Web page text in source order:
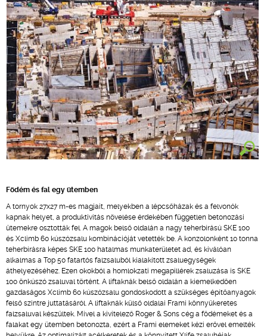
Födém és fal egy ütemben
A tornyok 27x27 m-es magjait, melyekben a lépcsőházak és a felvonók
kapnak helyet, a produktivitás növelése érdekében független betonozási
ütemekre osztották fel. A magok belső oldalán a nagy teherbírású SKE 100
és Xclimb 60 kúszózsalu kombinációját vetették be. A konzolonként 10 tonna
teherbírásra képes SKE 100 hatalmas munkaterületet ad, és kiválóan
alkalmas a Top 50 fatartós falzsaluból kialakított zsaluegységek
áthelyezéséhez. Ezen okokból a homlokzati megapillérek zsaluzása is SKE
100 önkúszó zsaluval történt. A liftaknák belső oldalán a kiemelkedően
gazdaságos Xclimb 60 kúszózsalu gondoskodott a szükséges építőanyagok
felső szintre juttatásáról. A liftaknák külső oldalai Frami könnyűkeretes
falzsaluval készültek. Mivel a kivitelező Roger & Sons cég a födémeket és a
falakat egy ütemben betonozta, ezért a Frami elemeket kézi erővel emelték